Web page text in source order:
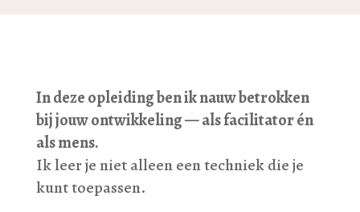
In deze opleiding ben ik nauw betrokken
bij jouw ontwikkeling — als facilitator én
als mens.
Ik leer je niet alleen een techniek die je
kunt toepassen.